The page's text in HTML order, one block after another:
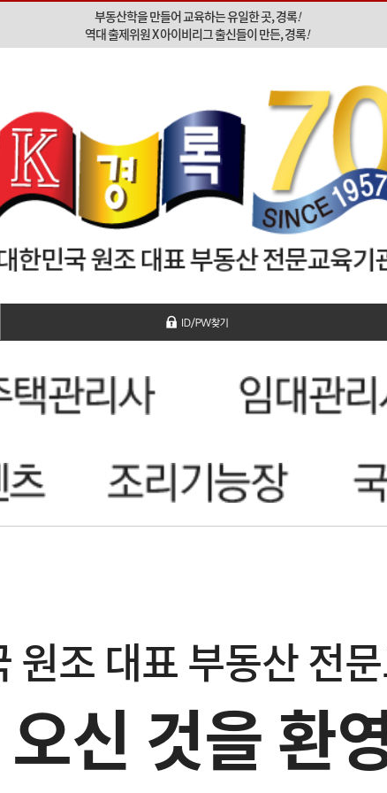
부동산학을 만들어 교육하는 유일한 곳, 경록!
역대 출제위원 X 아이비리그 출신들이 만든, 경록!
원조 대표 부동산 전
신 것을 환